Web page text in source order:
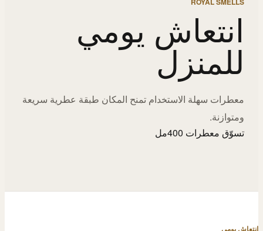
انتعاش يومي
للمنزل
معطرات سهلة الاستخدام تمنح المكان طبقة عطرية سريعة
ومتوازنة.
تسوّق معطرات 400مل
انتعاش يومي